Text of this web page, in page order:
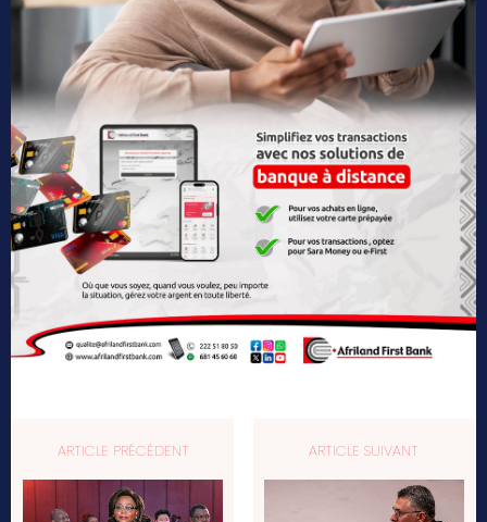
ARTICLE PRÉCÉDENT ARTICLE SUIVANT